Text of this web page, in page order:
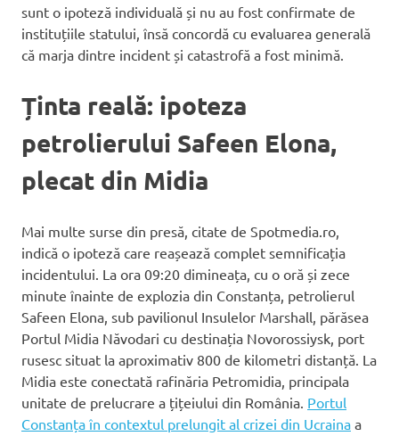
sunt o ipoteză individuală și nu au fost confirmate de
instituțiile statului, însă concordă cu evaluarea generală
că marja dintre incident și catastrofă a fost minimă.
Ținta reală: ipoteza
petrolierului Safeen Elona,
plecat din Midia
Mai multe surse din presă, citate de Spotmedia.ro,
indică o ipoteză care reașează complet semnificația
incidentului. La ora 09:20 dimineața, cu o oră și zece
minute înainte de explozia din Constanța, petrolierul
Safeen Elona, sub pavilionul Insulelor Marshall, părăsea
Portul Midia Năvodari cu destinația Novorossiysk, port
rusesc situat la aproximativ 800 de kilometri distanță. La
Midia este conectată rafinăria Petromidia, principala
unitate de prelucrare a țițeiului din România. Portul
Constanța în contextul prelungit al crizei din Ucraina a